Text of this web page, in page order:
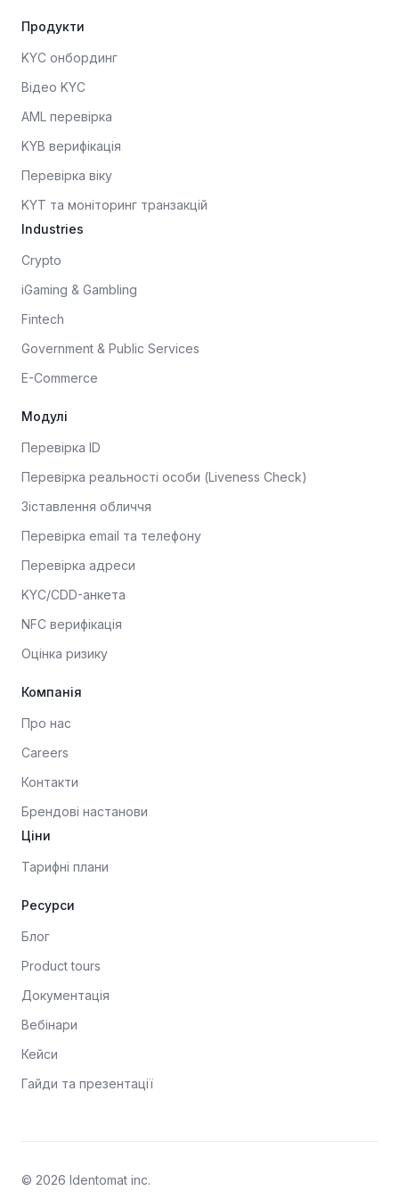
Продукти
KYC онбординг
Відео KYC
AML перевірка
KYB верифікація
Перевірка віку
KYT та моніторинг транзакцій
Industries
Crypto
iGaming & Gambling
Fintech
Government & Public Services
E-Commerce
Модулі
Перевірка ID
Перевірка реальності особи (Liveness Check)
Зіставлення обличчя
Перевірка email та телефону
Перевірка адреси
KYC/CDD-анкета
NFC верифікація
Оцінка ризику
Компанія
Про нас
Careers
Контакти
Брендові настанови
Ціни
Тарифні плани
Ресурси
Блог
Product tours
Документація
Вебінари
Кейси
Гайди та презентації
© 2026 Identomat inc.